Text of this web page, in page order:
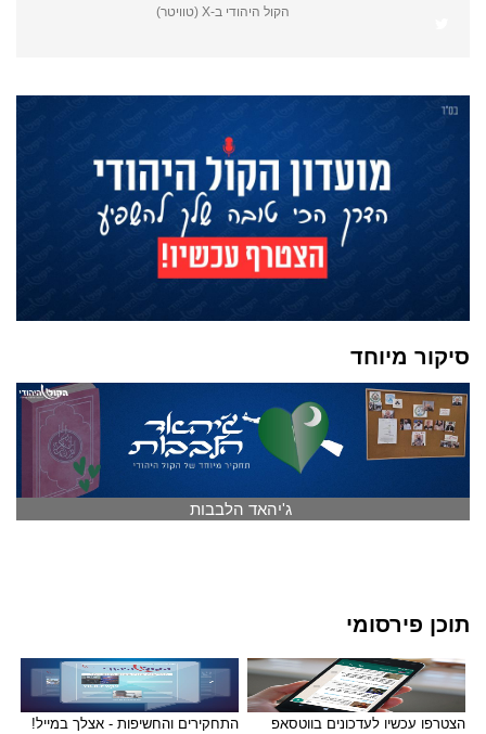
הקול היהודי ב-X (טוויטר)
סיקור מיוחד
ג'יהאד הלבבות
תוכן פירסומי
הצטרפו עכשיו לעדכונים בווטסאפ
התחקירים והחשיפות - אצלך במייל!